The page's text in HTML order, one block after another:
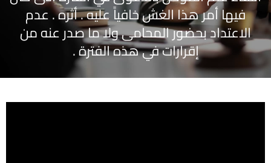
فيها أمر هذا الغش خافياً عليه . أثره . عدم
الاعتداد بحضور المحامى ولا ما صدر عنه من
إقرارات في هذه الفترة .